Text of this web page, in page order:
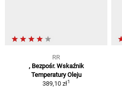
RR
, Bezpośr. Wskaźnik
Temperatury Oleju
389,10 zł1